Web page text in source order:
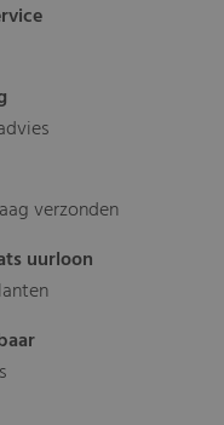
verzonden
uurloon